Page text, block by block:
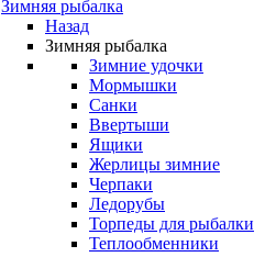
Зимняя рыбалка
Назад
Зимняя рыбалка
Зимние удочки
Мормышки
Санки
Ввертыши
Ящики
Жерлицы зимние
Черпаки
Ледорубы
Торпеды для рыбалки
Теплообменники